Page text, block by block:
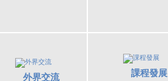
外界交流 課程發展